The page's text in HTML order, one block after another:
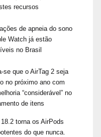
recursos
de apneia do sono
Watch já estão
no Brasil
se que o AirTag 2 seja
no próximo ano com
“considerável” no
de itens
torna os AirPods
do que nunca.